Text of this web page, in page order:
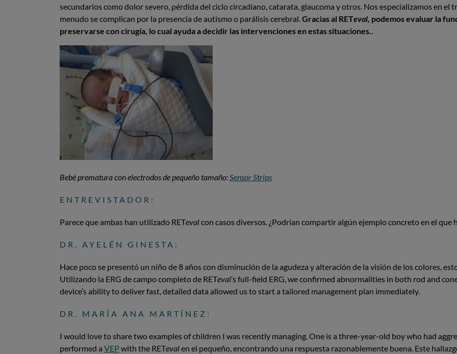
secundarios como dolor severo, pérdida del ciclo circadiano, catarata, glaucoma y otros. Nos especializamos en el
menudo se complican por la presencia de autismo o parálisis cerebral.Gracias al RETeval, podemos evaluar la
preservarse con cirugía, lo cual ayuda a decidir las intervenciones en estas situaciones..
Bebé prematura con electrodos de pequeño tamaño:Sensor Strips
ENTREVISTADOR:
Parece que ambas han utilizado RETevalcon casos diversos. ¿Podrían compartir algún ejemplo concreto en el que
DR. AYELÉN GINESTA:
Hace poco se presentó un niño de 8 años con disminución de la agudeza y alteración de la visión de los colores,
Utilizando la ERG de campo completo de RETeval’s full-field ERG, we confirmed abnormalities in both rod and
device’s ability to deliver fast, detailed data allowed us to start a tailored management plan immediately.
DR. MARÍA ANA MARTÍNEZ:
I would love to share two examples of children I was recently managing. One is a three-year-old boy who had
performed a VEP with the RETevalen el pequeño, encontrando una respuesta razonablemente buena. Este